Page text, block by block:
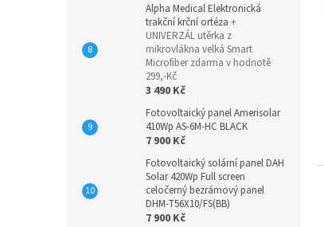
Alpha Medical Elektronická
trakční krční ortéza +
UNIVERZÁL utěrka z
mikrovlákna velká Smart
Microfiber zdarma v hodnotě
299,-Kč
3 490 Kč
Fotovoltaický panel Amerisolar
410Wp AS-6M-HC BLACK
7 900 Kč
Fotovoltaický solární panel DAH
Solar 420Wp Full screen
celočerný bezrámový panel
DHM-T56X10/FS(BB)
7 900 Kč